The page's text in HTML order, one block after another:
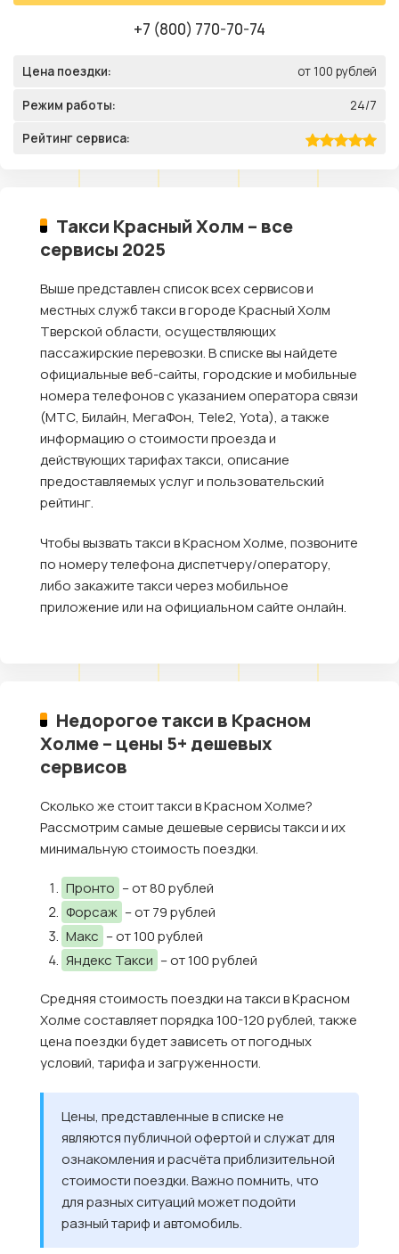
+7 (800) 770-70-74
Цена поездки: от 100 рублей
Режим работы: 24/7
Рейтинг сервиса:
Такси Красный Холм – все
сервисы 2025
Выше представлен список всех сервисов и
местных служб такси в городе Красный Холм
Тверской области, осуществляющих
пассажирские перевозки. В списке вы найдете
официальные веб-сайты, городские и мобильные
номера телефонов с указанием оператора связи
(МТС, Билайн, МегаФон, Tele2, Yota), а также
информацию о стоимости проезда и
действующих тарифах такси, описание
предоставляемых услуг и пользовательский
рейтинг.
Чтобы вызвать такси в Красном Холме, позвоните
по номеру телефона диспетчеру/оператору,
либо закажите такси через мобильное
приложение или на официальном сайте онлайн.
Недорогое такси в Красном
Холме – цены 5+ дешевых
сервисов
Сколько же стоит такси в Красном Холме?
Рассмотрим самые дешевые сервисы такси и их
минимальную стоимость поездки.
Пронто – от 80 рублей
Форсаж – от 79 рублей
Макс – от 100 рублей
Яндекс Такси – от 100 рублей
Средняя стоимость поездки на такси в Красном
Холме составляет порядка 100-120 рублей, также
цена поездки будет зависеть от погодных
условий, тарифа и загруженности.
Цены, представленные в списке не
являются публичной офертой и служат для
ознакомления и расчёта приблизительной
стоимости поездки. Важно помнить, что
для разных ситуаций может подойти
разный тариф и автомобиль.